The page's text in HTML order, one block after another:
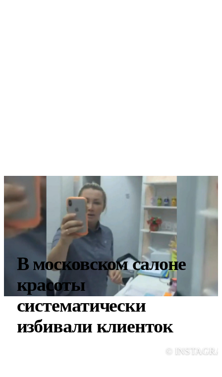
В московском салоне
красоты
систематически
избивали клиенток
©